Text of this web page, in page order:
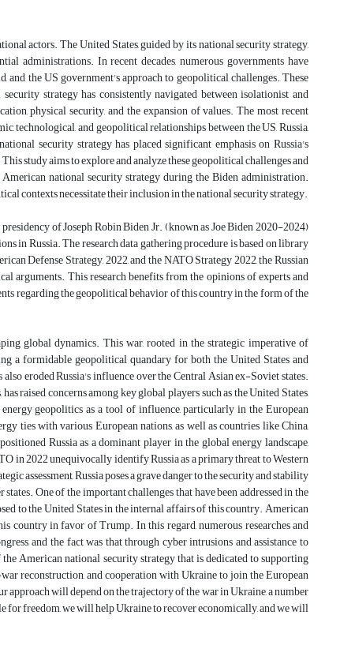
actors. The United States, guided by its national security strategy,
administrations. In recent decades, numerous governments have
the US government's approach to geopolitical challenges. These
strategy has consistently navigated between isolationist and
physical security, and the expansion of values. The most recent
technological, and geopolitical relationships between the US, Russia,
security strategy has placed significant emphasis on Russia's
study aims to explore and analyze these geopolitical challenges and
national security strategy during the Biden administration.
contexts necessitate their inclusion in the national security strategy.
of Joseph Robin Biden Jr. (known as Joe Biden 2020-2024)
in Russia. The research data gathering procedure is based on library
Defense Strategy, 2022, and the NATO Strategy 2022, the Russian
arguments. This research benefits from the opinions of experts and
regarding the geopolitical behavior of this country in the form of the
global dynamics. This war, rooted in the strategic imperative of
a formidable geopolitical quandary for both the United States and
eroded Russia's influence over the Central Asian ex-Soviet states.
raised concerns among key global players such as the United States,
geopolitics as a tool of influence, particularly in the European
ties with various European nations, as well as countries like China,
Russia as a dominant player in the global energy landscape,
in 2022 unequivocally identify Russia as a primary threat to Western
assessment, Russia poses a grave danger to the security and stability
One of the important challenges that have been addressed in the
to the United States in the internal affairs of this country. American
country in favor of Trump. In this regard, numerous researches and
and the fact was that through cyber intrusions and assistance to
American national security strategy that is dedicated to supporting
reconstruction, and cooperation with Ukraine to join the European
will depend on the trajectory of the war in Ukraine, a number
for freedom, we will help Ukraine to recover economically, and we will